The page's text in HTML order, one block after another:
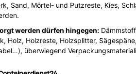
Sand, Mörtel- und Putzreste, Kies,
werden dürfen hingegen:
Holz, Holzreste, Holzsplitter,
überwiegend